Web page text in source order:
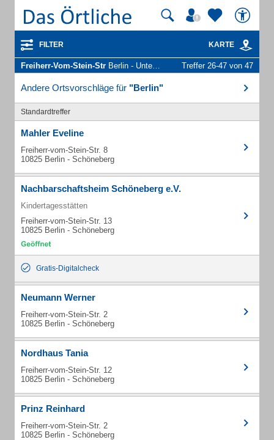
FILTER KARTE
Freiherr-Vom-Stein-Str Berlin - Unternehmen und Personen Treffer 26-47 von 47
Andere Ortsvorschläge für "Berlin"
Standardtreffer
Mahler Eveline
Freiherr-vom-Stein-Str. 8
10825 Berlin - Schöneberg
Nachbarschaftsheim Schöneberg e.V.
Kindertagesstätten
Freiherr-vom-Stein-Str. 13
10825 Berlin - Schöneberg
Gratis-Digitalcheck
Neumann Werner
Freiherr-vom-Stein-Str. 2
10825 Berlin - Schöneberg
Nordhaus Tania
Freiherr-vom-Stein-Str. 12
10825 Berlin - Schöneberg
Prinz Reinhard
Freiherr-vom-Stein-Str. 2
10825 Berlin - Schöneberg